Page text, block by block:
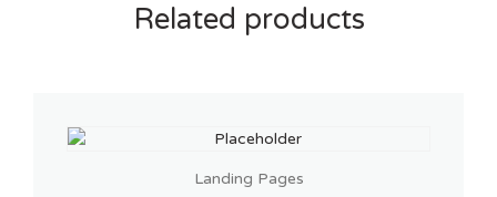
Related products
Landing Pages